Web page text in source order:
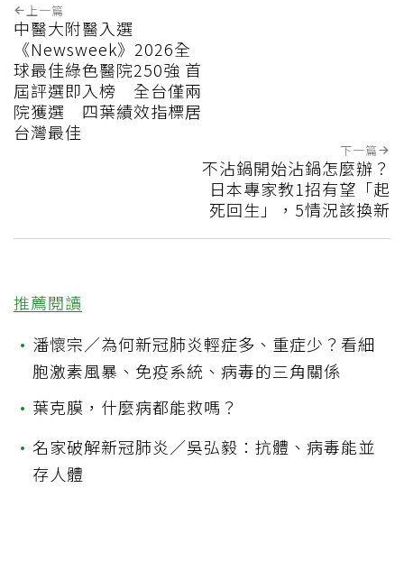
上一篇
中醫大附醫入選
《Newsweek》2026全
球最佳綠色醫院250強 首
屆評選即入榜 全台僅兩
院獲選 四葉績效指標居
台灣最佳
下一篇
不沾鍋開始沾鍋怎麼辦？
日本專家教1招有望「起
死回生」，5情況該換新
推薦閱讀
• 潘懷宗／為何新冠肺炎輕症多、重症少？看細
胞激素風暴、免疫系統、病毒的三角關係
• 葉克膜，什麼病都能救嗎？
• 名家破解新冠肺炎／吳弘毅：抗體、病毒能並
存人體